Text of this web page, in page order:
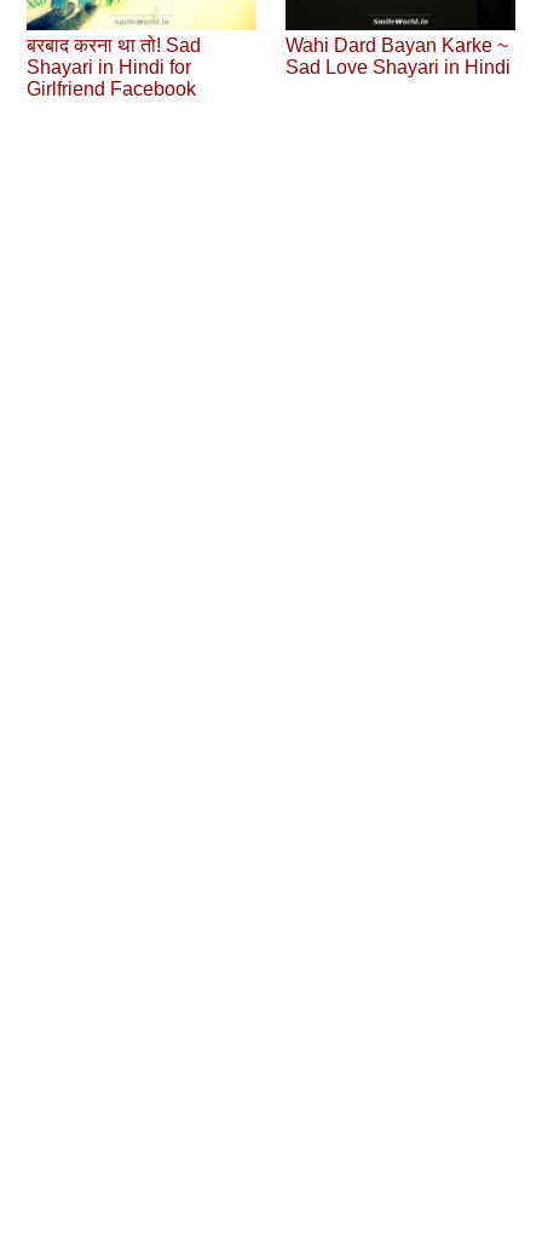
बरबाद करना था तो! Sad
Shayari in Hindi for
Girlfriend Facebook
Wahi Dard Bayan Karke ~
Sad Love Shayari in Hindi